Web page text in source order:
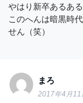
やはり新卒あるあ
このへんは暗黒時
せん（笑）
まろ
2017年4月11